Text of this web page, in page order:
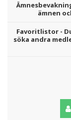
ämnen
Favoritlistor -
söka andra